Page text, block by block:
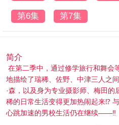
第6集 第7集
简介
在第二季中，通过修学旅行和舞会
地描绘了瑞稀、佐野、中津三人之
·森，以及身为专业摄影师、梅田的
稀的日常生活变得更加热闹起来⁉
心跳加速的男校生活仍在继续——‼